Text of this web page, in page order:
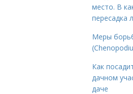
место. В
пересадка
Меры
Как
дачном
даче